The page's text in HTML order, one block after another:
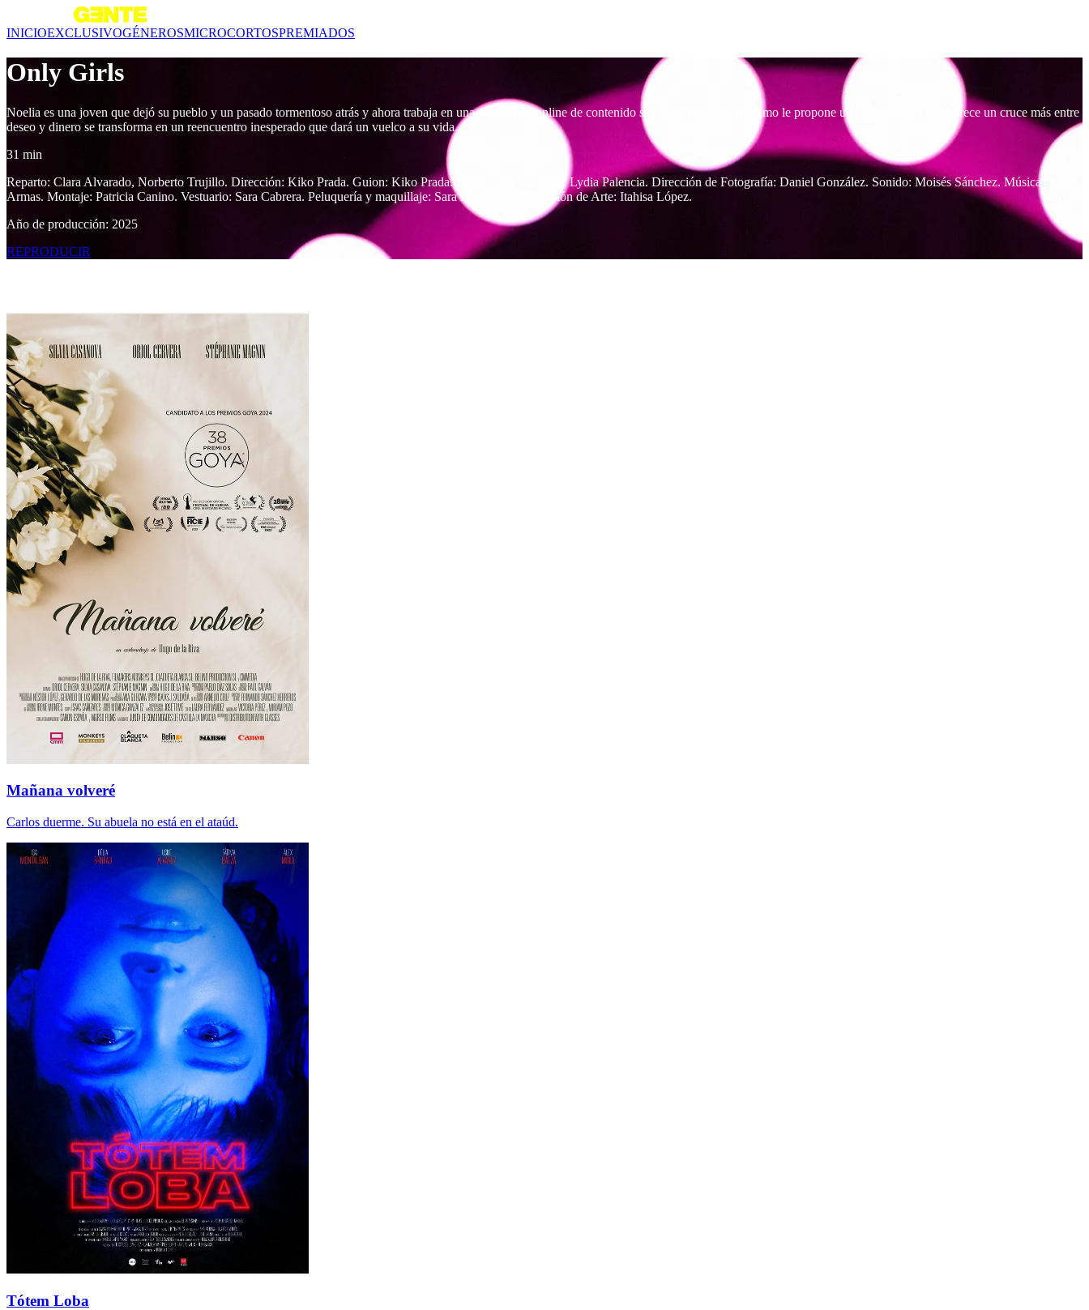
INICIOEXCLUSIVOGÉNEROSMICROCORTOSPREMIADOS
Only Girls
Noelia es una joven que dejó su pueblo y un pasado tormentoso atrás y ahora trabaja en una plataforma online de contenido sexual. Un cliente anónimo le propone una cita real. Lo que parece un cruce más entre
deseo y dinero se transforma en un reencuentro inesperado que dará un vuelco a su vida.
31 min
Reparto: Clara Alvarado, Norberto Trujillo. Dirección: Kiko Prada. Guion: Kiko Prada. Producción ejecutiva: Lydia Palencia. Dirección de Fotografía: Daniel González. Sonido: Moisés Sánchez. Música: Jonay
Armas. Montaje: Patricia Canino. Vestuario: Sara Cabrera. Peluquería y maquillaje: Sara Hernández. Dirección de Arte: Itahisa López.
Año de producción: 2025
REPRODUCIR
Mañana volveré
Carlos duerme. Su abuela no está en el ataúd.
Tótem Loba